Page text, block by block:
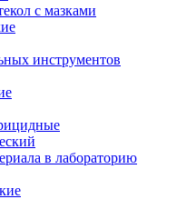
с мазками
инструментов
в лабораторию